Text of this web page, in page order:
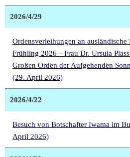
2026/4/29
Ordensverleihungen an
Frühling 2026 – Frau Dr. Ursula
Großen Orden der Aufgehenden
(29. April 2026)
2026/4/22
Besuch von Botschafter Iwama im
April 2026)